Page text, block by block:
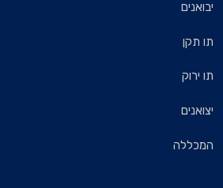
יבואנים
תו תקן
תו ירוק
יצואנים
המכללה